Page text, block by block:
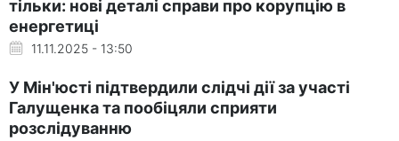
тільки: нові деталі справи про корупцію в
енергетиці
11.11.2025 - 13:50
У Мін'юсті підтвердили слідчі дії за участі
Галущенка та пообіцяли сприяти
розслідуванню